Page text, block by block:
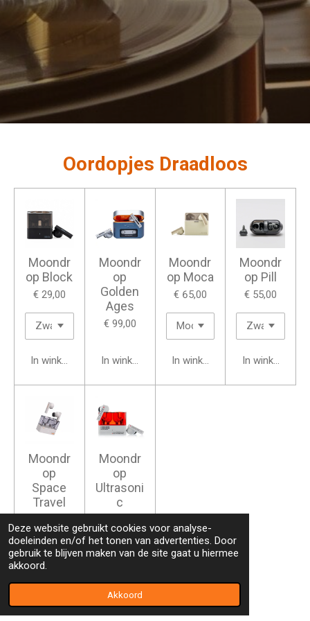
Deze website gebruikt cookies voor analyse-
doeleinden en/of het tonen van advertenties. Door
gebruik te blijven maken van de site gaat u hiermee
akkoord.
Akkoord
Oordopjes Draadloos
Moondr
op Block
€ 29,00
In winkelwagen
Moondr
op
Golden
Ages
€ 99,00
In winkelwagen
Moondr
op Moca
€ 65,00
In winkelwagen
Moondr
op Pill
€ 55,00
In winkelwagen
Moondr
op
Space
Travel
In winkelwagen
Moondr
op
Ultrasoni
c
In winkelwagen